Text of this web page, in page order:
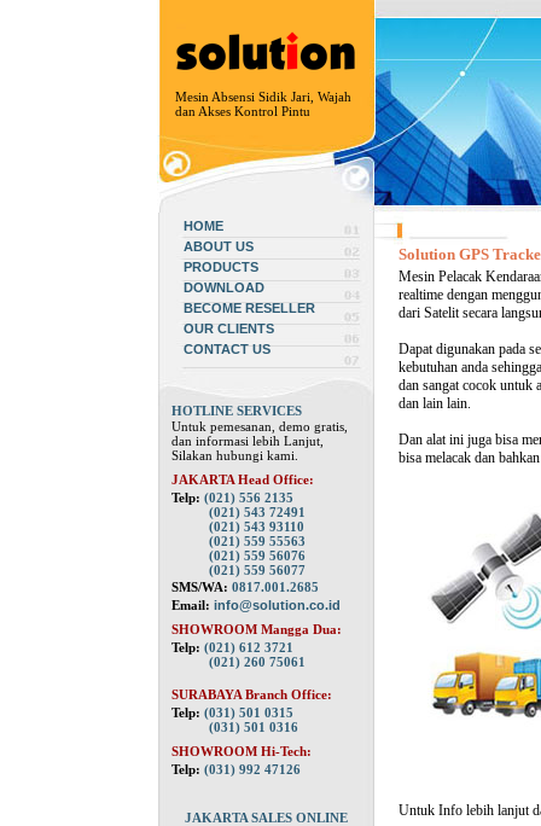
Mesin Absensi Sidik Jari, Wajah
dan Akses Kontrol Pintu
HOME
ABOUT US
PRODUCTS
DOWNLOAD
BECOME RESELLER
OUR CLIENTS
CONTACT US
HOTLINE SERVICES
Untuk pemesanan, demo gratis,
dan informasi lebih Lanjut,
Silakan hubungi kami.
JAKARTA Head Office:
Telp: (021) 556 2135
(021) 543 72491
(021) 543 93110
(021) 559 55563
(021) 559 56076
(021) 559 56077
SMS/WA: 0817.001.2685
Email: info@solution.co.id
SHOWROOM Mangga Dua:
Telp: (021) 612 3721
(021) 260 75061
SURABAYA Branch Office:
Telp: (031) 501 0315
(031) 501 0316
SHOWROOM Hi-Tech:
Telp: (031) 992 47126
JAKARTA SALES ONLINE
Solution GPS
Mesin Pelacak
realtime dengan
dari Satelit secara
Dapat digunakan pada
kebutuhan anda
dan sangat cocok untuk
dan lain lain.
Dan alat ini juga bisa
bisa melacak dan
Untuk Info lebih lanjut